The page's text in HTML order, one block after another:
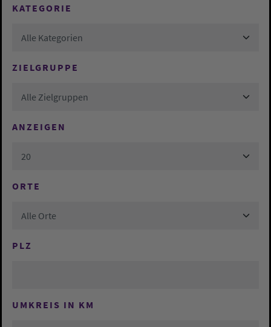
KATEGORIE
Alle Kategorien
ZIELGRUPPE
Alle Zielgruppen
ANZEIGEN
20
ORTE
Alle Orte
PLZ
UMKREIS IN KM